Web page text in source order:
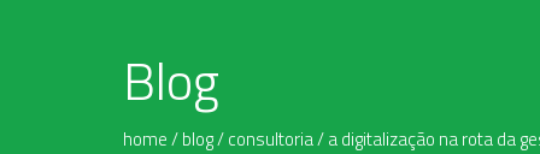
Blog
home/blog/consultoria/a digitalização na rota da